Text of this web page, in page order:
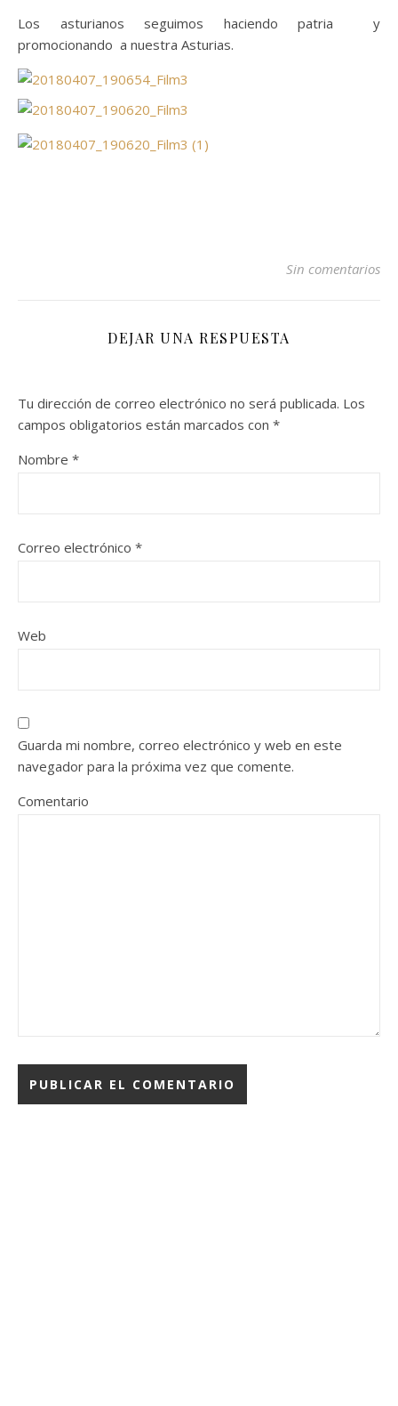
Los asturianos seguimos haciendo patria y
promocionando a nuestra Asturias.
Sin comentarios
DEJAR UNA RESPUESTA
Tu dirección de correo electrónico no será publicada. Los
campos obligatorios están marcados con *
Nombre *
Correo electrónico *
Web
Guarda mi nombre, correo electrónico y web en este
navegador para la próxima vez que comente.
Comentario